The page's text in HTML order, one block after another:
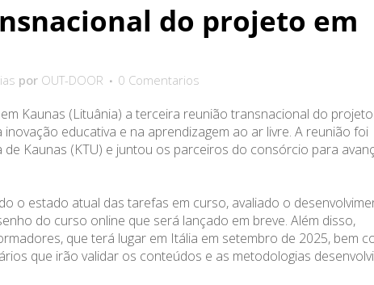
do projeto em
por OUT-DOOR 0 Comentarios
Kaunas (Lituânia) a terceira reunião transnacional do projeto
educativa e na aprendizagem ao ar livre. A reunião foi
Kaunas (KTU) e juntou os parceiros do consórcio para
o estado atual das tarefas em curso, avaliado o
do curso online que será lançado em breve. Além disso,
que terá lugar em Itália em setembro de 2025, bem
que irão validar os conteúdos e as metodologias